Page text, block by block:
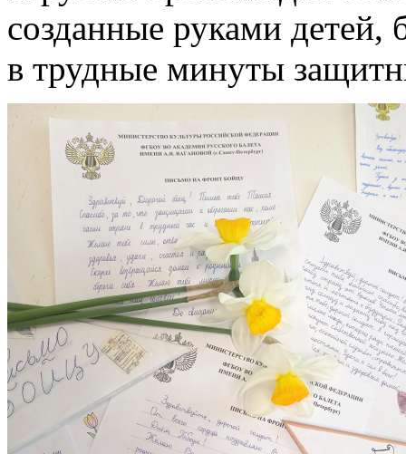
созданные руками детей,
в трудные минуты